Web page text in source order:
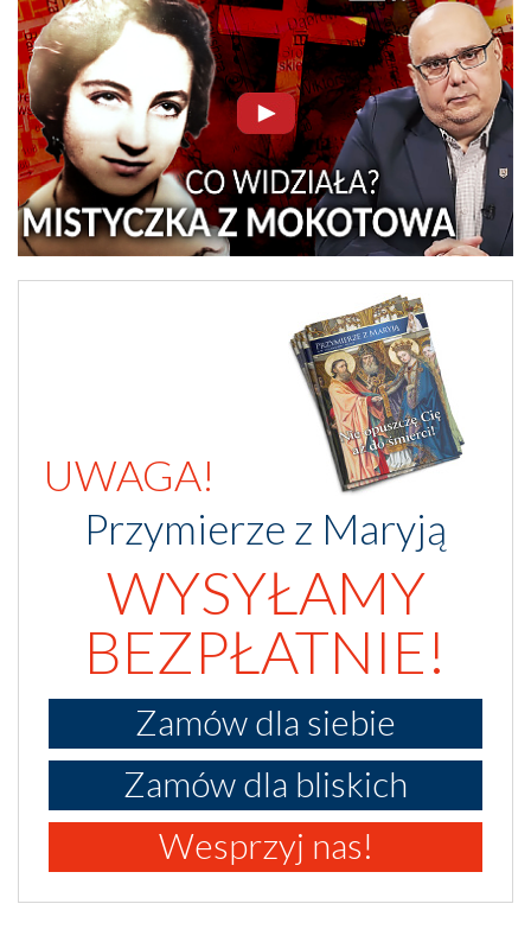
UWAGA!
Przymierze z Maryją
WYSYŁAMY
BEZPŁATNIE!
Zamów dla siebie
Zamów dla bliskich
Wesprzyj nas!